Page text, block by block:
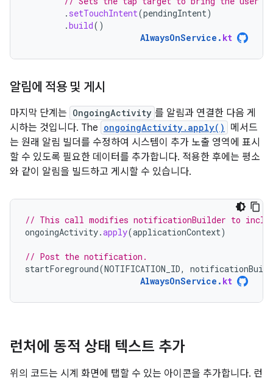
. setTouchIntent(pendingIntent)
.build()
AlwaysOnService . kt
알림에 적용 및 게시
마지막 단계는 OngoingActivity 를 알림과 연결한 다음 게
시하는 것입니다. The ongoingActivity.apply()
메서드
는 원래 알림 빌더를 수정하여 시스템이 추가 노출 영역에 표시
할 수 있도록 필요한 데이터를 추가합니다. 적용한 후에는 평소
와 같이 알림을 빌드하고 게시할 수 있습니다.
// This call modifies notificationBuilder to
ongoingActivity.apply(applicationContext)
// Post the notification.
startForeground(NOTIFICATION_ID,
AlwaysOnService . kt
런처에 동적 상태 텍스트 추가
위의 코드는 시계 화면에 탭할 수 있는 아이콘을 추가합니다. 런